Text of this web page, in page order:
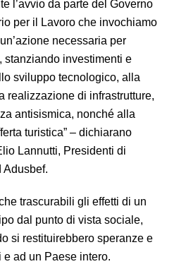
l’avvio da parte del Governo
per il Lavoro che invochiamo
necessaria per
stanziando investimenti e
sviluppo tecnologico, alla
realizzazione di infrastrutture,
antisismica, nonché alla
turistica” – dichiarano
Lannutti, Presidenti di
Adusbef.
trascurabili gli effetti di un
dal punto di vista sociale,
si restituirebbero speranze e
ad un Paese intero.